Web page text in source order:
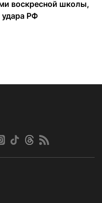
воскресной школы,
РФ